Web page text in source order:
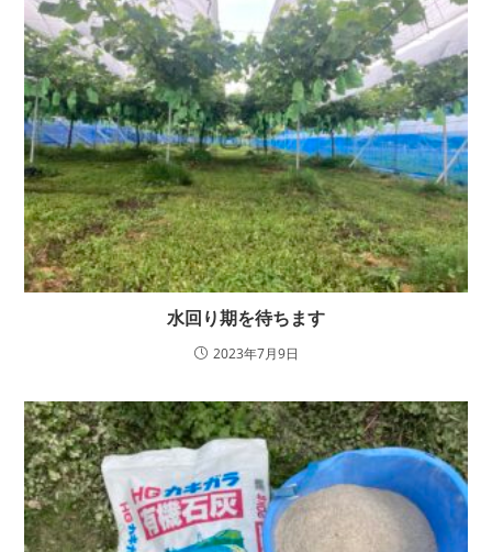
水回り期を待ちます
2023年7月9日